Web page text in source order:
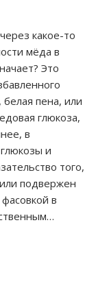
какое-то
мёда в
Это
пена, или
глюкоза,
в
и
того,
подвержен
в